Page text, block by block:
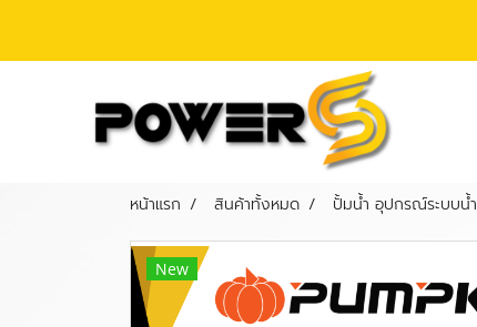
หน้าแรก สินค้าทั้งหมด ปั้มน้ำ อุปกรณ์ระบบน้ำ
New